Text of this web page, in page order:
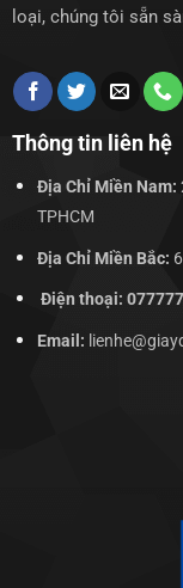
loại, chúng tôi sẵn
Thông tin liên hệ
Địa Chỉ Miền Nam:
TPHCM
Địa Chỉ Miền Bắc:
Điện thoại:
Email: